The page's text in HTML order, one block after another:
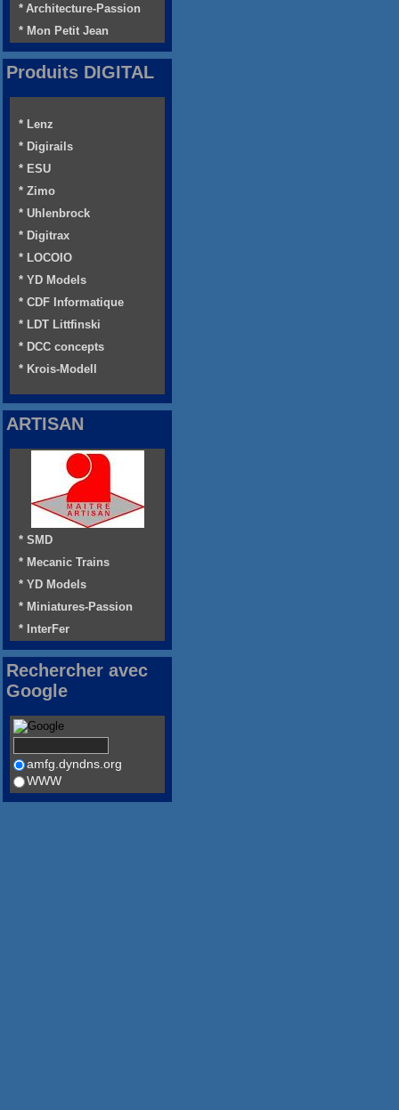
* Architecture-Passion
* Mon Petit Jean
Produits DIGITAL
* Lenz
* Digirails
* ESU
* Zimo
* Uhlenbrock
* Digitrax
* LOCOIO
* YD Models
* CDF Informatique
* LDT Littfinski
* DCC concepts
* Krois-Modell
ARTISAN
* SMD
* Mecanic Trains
* YD Models
* Miniatures-Passion
* InterFer
Rechercher avec
Google
amfg.dyndns.org
WWW